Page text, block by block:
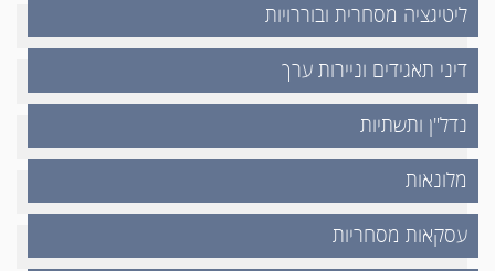
ליטיגציה מסחרית ובוררויות
דיני תאגידים וניירות ערך
נדל"ן ותשתיות
מלונאות
עסקאות מסחריות